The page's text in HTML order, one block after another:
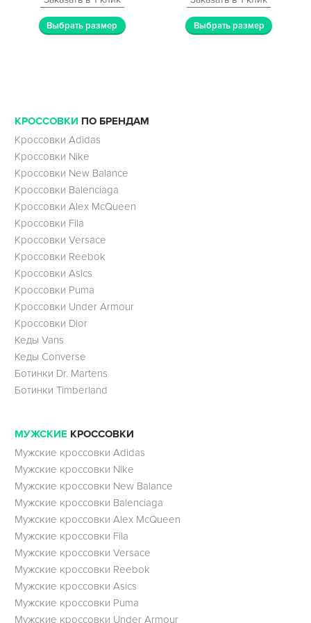
Выбрать размер Выбрать размер
КРОССОВКИ ПО БРЕНДАМ
Кроссовки Adidas
Кроссовки Nike
Кроссовки New Balance
Кроссовки Balenciaga
Кроссовки Alex McQueen
Кроссовки Fila
Кроссовки Versace
Кроссовки Reebok
Кроссовки Asics
Кроссовки Puma
Кроссовки Under Armour
Кроссовки Dior
Кеды Vans
Кеды Converse
Ботинки Dr. Martens
Ботинки Timberland
МУЖСКИЕ КРОССОВКИ
Мужские кроссовки Adidas
Мужские кроссовки Nike
Мужские кроссовки New Balance
Мужские кроссовки Balenciaga
Мужские кроссовки Alex McQueen
Мужские кроссовки Fila
Мужские кроссовки Versace
Мужские кроссовки Reebok
Мужские кроссовки Asics
Мужские кроссовки Puma
Мужские кроссовки Under Armour